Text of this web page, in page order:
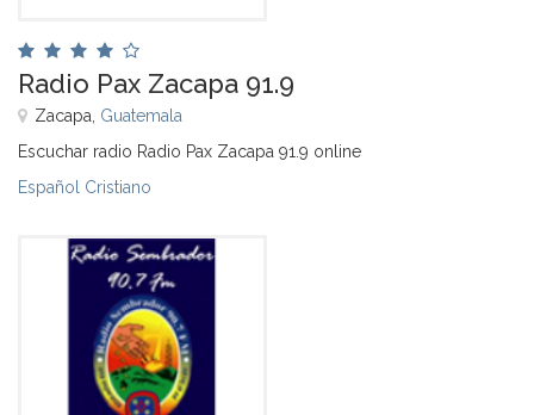
Radio Pax Zacapa 91.9
Zacapa, Guatemala
Escuchar radio Radio Pax Zacapa 91.9 online
Español Cristiano